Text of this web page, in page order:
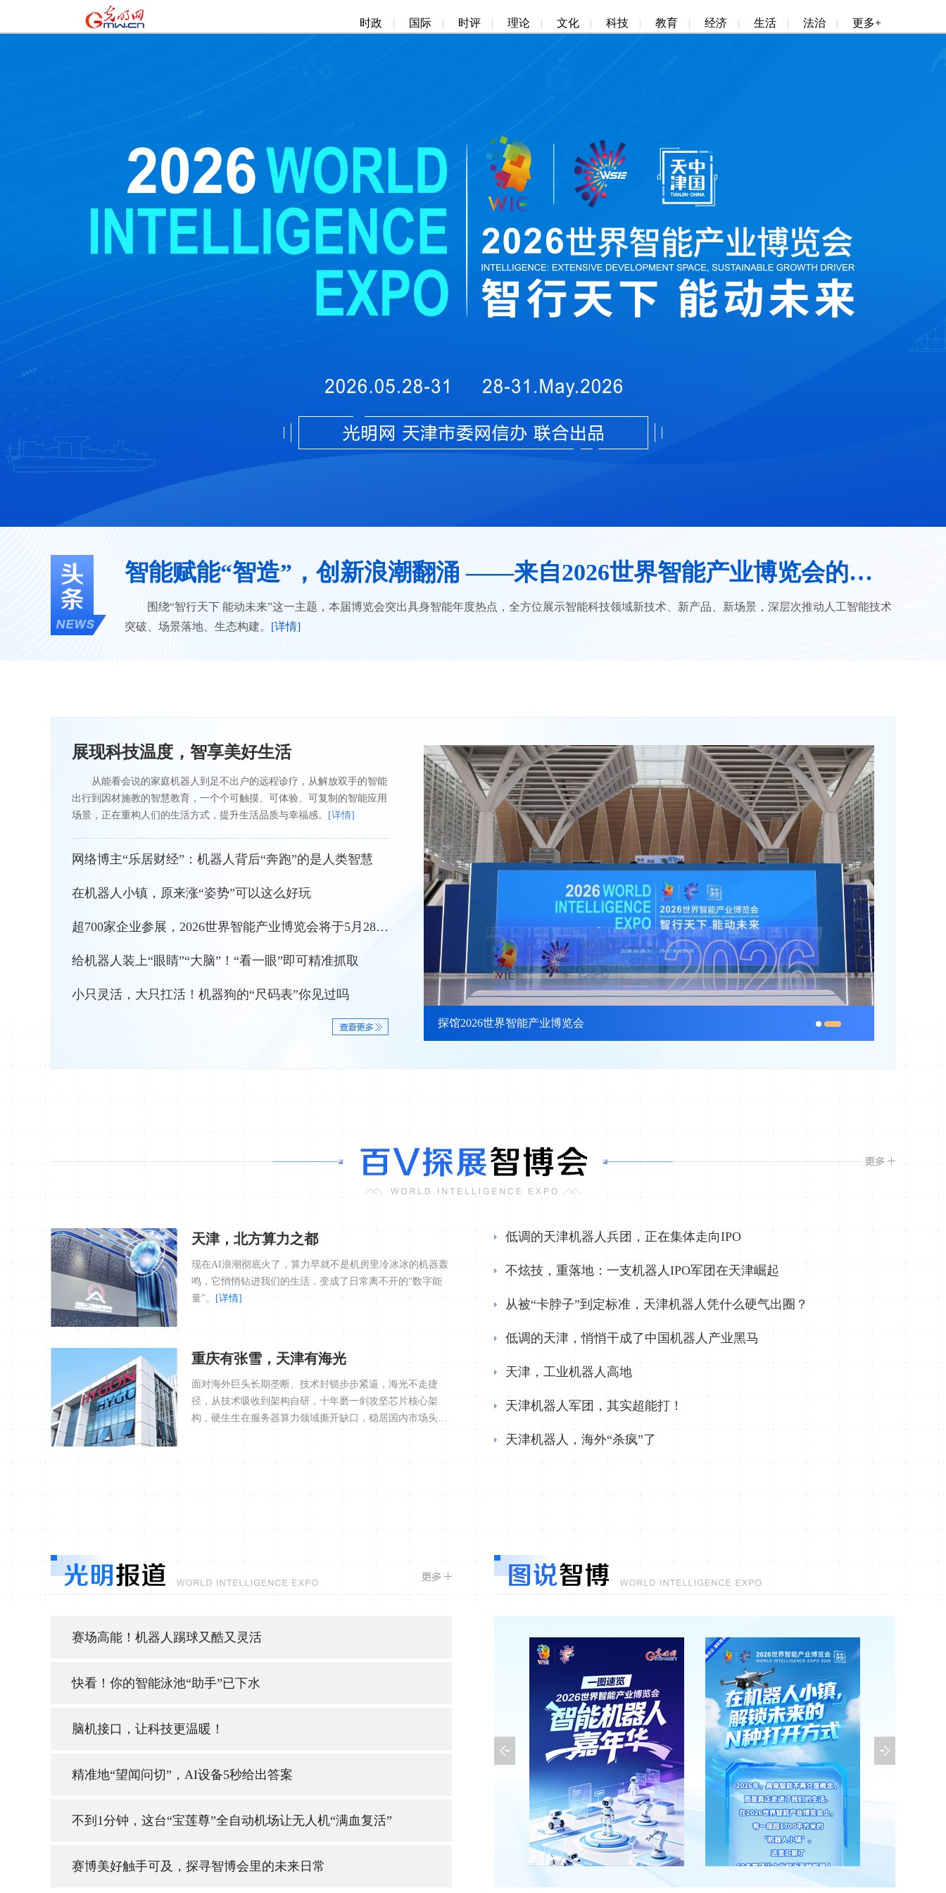
时政 | 国际 | 时评 | 理论 | 文化 | 科技 | 教育 | 经济 | 生活 | 法治 | 更多+
智能赋能“智造”，创新浪潮翻涌 ——来自2026世界智能产业博览会的观察
围绕“智行天下 能动未来”这一主题，本届博览会突出具身智能年度热点，全方位展示智能科技领域新技术、新产品、新场景，深层次推动人工智能技术
突破、场景落地、生态构建。 [详情]
展现科技温度，智享美好生活
从能看会说的家庭机器人到足不出户的远程诊疗，从解放双手的智能
出行到因材施教的智慧教育，一个个可触摸、可体验、可复制的智能应用
场景，正在重构人们的生活方式，提升生活品质与幸福感。
[详情]
网络博主“乐居财经”：机器人背后“奔跑”的是人类智慧
在机器人小镇，原来涨“姿势”可以这么好玩
超700家企业参展，2026世界智能产业博览会将于5月28日天津举行
给机器人装上“眼睛”“大脑”！“看一眼”即可精准抓取
小只灵活，大只扛活！机器狗的“尺码表”你见过吗
探馆2026世界智能产业博览会
天津，北方算力之都
现在AI浪潮彻底火了，算力早就不是机房里冷冰冰的机器轰
鸣，它悄悄钻进我们的生活，变成了日常离不开的“数字能
量”。
[详情]
重庆有张雪，天津有海光
面对海外巨头长期垄断、技术封锁步步紧逼，海光不走捷
径，从技术吸收到架构自研，十年磨一剑攻坚芯片核心架
构，硬生生在服务器算力领域撕开缺口，稳居国内市场头部
低调的天津机器人兵团，正在集体走向IPO
不炫技，重落地：一支机器人IPO军团在天津崛起
从被“卡脖子”到定标准，天津机器人凭什么硬气出圈？
低调的天津，悄悄干成了中国机器人产业黑马
天津，工业机器人高地
天津机器人军团，其实超能打！
天津机器人，海外“杀疯”了
赛场高能！机器人踢球又酷又灵活
快看！你的智能泳池“助手”已下水
脑机接口，让科技更温暖！
精准地“望闻问切”，AI设备5秒给出答案
不到1分钟，这台“宝莲尊”全自动机场让无人机“满血复活”
赛博美好触手可及，探寻智博会里的未来日常